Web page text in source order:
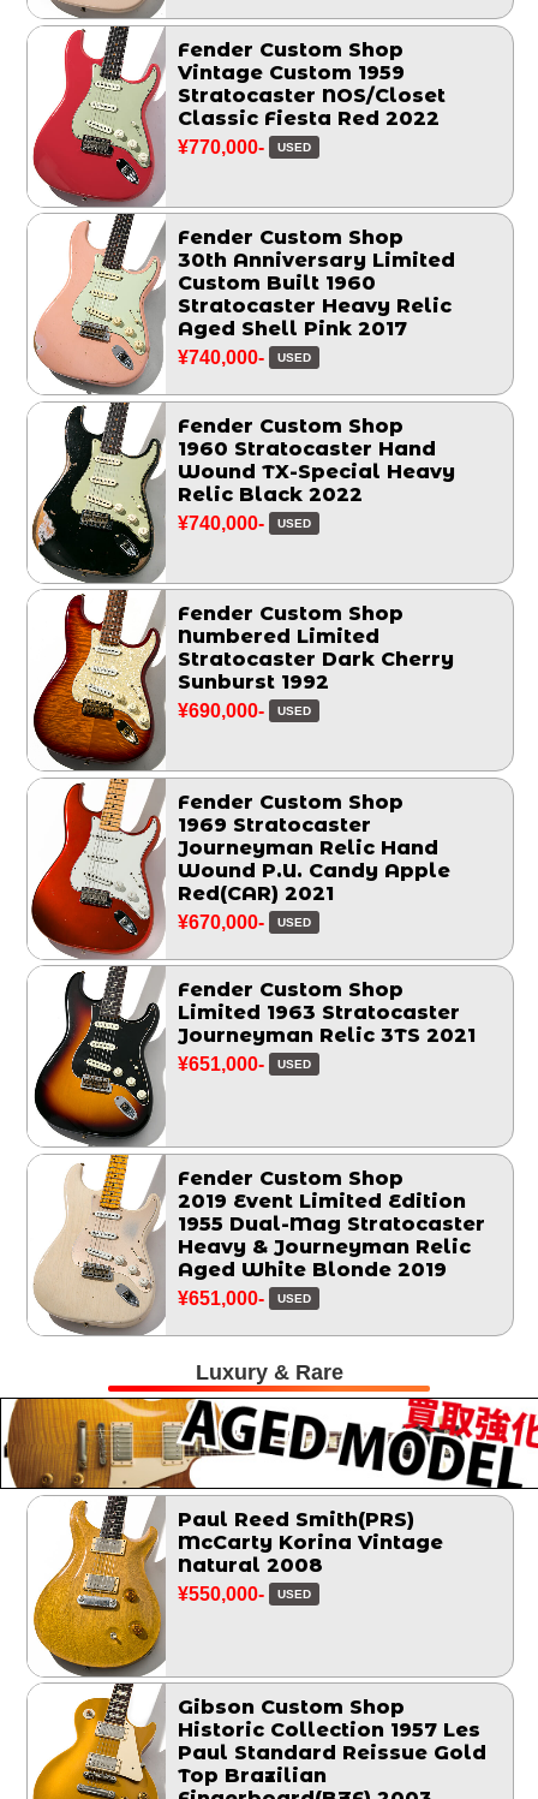
Fender Custom Shop
Vintage Custom 1959
Stratocaster NOS/Closet
Classic Fiesta Red 2022
¥770,000- USED
Fender Custom Shop
30th Anniversary Limited
Custom Built 1960
Stratocaster Heavy Relic
Aged Shell Pink 2017
¥740,000- USED
Fender Custom Shop
1960 Stratocaster Hand
Wound TX-Special Heavy
Relic Black 2022
¥740,000- USED
Fender Custom Shop
Numbered Limited
Stratocaster Dark Cherry
Sunburst 1992
¥690,000- USED
Fender Custom Shop
1969 Stratocaster
Journeyman Relic Hand
Wound P.U. Candy Apple
Red(CAR) 2021
¥670,000- USED
Fender Custom Shop
Limited 1963 Stratocaster
Journeyman Relic 3TS 2021
¥651,000- USED
Fender Custom Shop
2019 Event Limited Edition
1955 Dual-Mag Stratocaster
Heavy & Journeyman Relic
Aged White Blonde 2019
¥651,000- USED
Luxury & Rare
Paul Reed Smith(PRS)
McCarty Korina Vintage
Natural 2008
¥550,000- USED
Gibson Custom Shop
Historic Collection 1957 Les
Paul Standard Reissue Gold
Top Brazilian